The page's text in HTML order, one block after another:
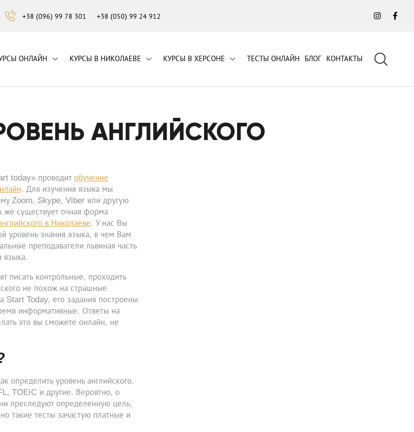
+38 (096) 99 78 301 +38 (050) 99 24 912
ОНЛАЙН КУРСЫ В НИКОЛАЕВЕ КУРСЫ В ХЕРСОНЕ ТЕСТЫ ОНЛАЙН БЛОГ КОНТАКТЫ
АНГЛИЙСКОГО
today» проводитобучение
. Для изучения языка мы
Zoom, Skype, Viber или другую
же существует очная форма
в Николаеве. У нас Вы
уровень знания языка, в чем Вам
преподаватели львиная часть
языка.
писать контрольные, проходить
не похож на страшные
Start Today, его задания построены
информативные. Ответы на
это вы сможете онлайн, не
определить уровень английского.
TOEIC и другие. Вероятно, о
преследуют определенную цель,
такие тесты зачастую платные и